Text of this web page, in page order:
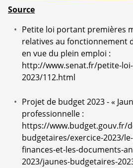
Source
Petite loi portant premières
relatives au fonctionnement
en vue du plein emploi :
http://www.senat.fr/petite-
2023/112.html
Projet de budget 2023 - «
professionnelle :
https://www.budget.gouv.fr/
budgetaires/exercice-2023/
finances-et-les-documents-
2023/jaunes-budgetaires-